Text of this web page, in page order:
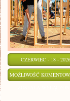
CZERWIEC - 18 - 2026
MOŻLIWOŚĆ